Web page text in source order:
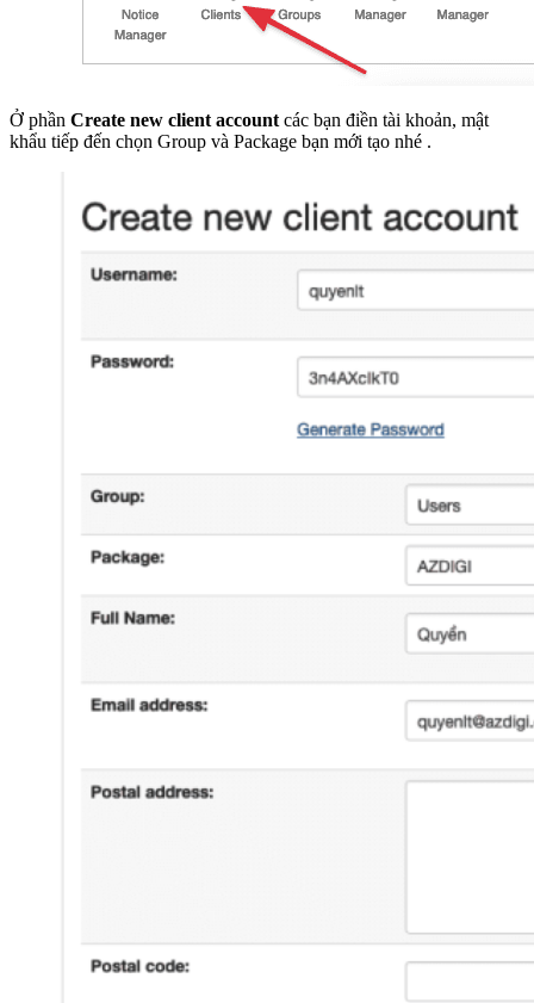
Ở phần Create new client account các bạn điền tài khoản, mật
khẩu tiếp đến chọn Group và Package bạn mới tạo nhé .